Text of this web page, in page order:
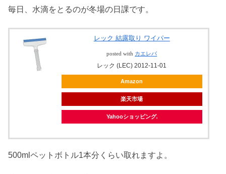
毎日、水滴をとるのが冬場の日課です。
レック 結露取り ワイパー
posted with カエレバ
レック (LEC) 2012-11-01
Amazon
楽天市場
Yahooショッピング
500mlペットボトル1本分くらい取れますよ。